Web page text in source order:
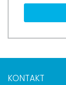
KONTAKT